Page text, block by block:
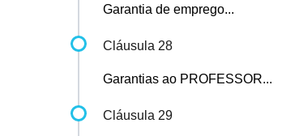
Garantia de emprego...
Cláusula 28
Garantias ao PROFESSOR...
Cláusula 29